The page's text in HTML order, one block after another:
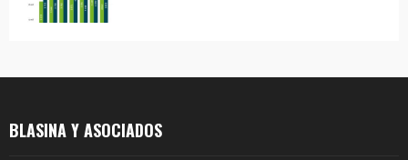
BLASINA Y ASOCIADOS